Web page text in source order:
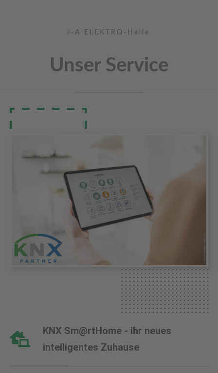
i-A ELEKTRO-Halle
Unser Service
KNX Sm@rtHome - ihr neues
intelligentes Zuhause